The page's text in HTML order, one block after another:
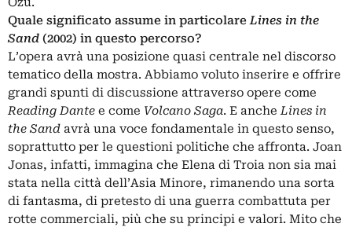
Quale significato assume in particolareLines in the
Sand (2002) in questo percorso?
L’opera avrà una posizione quasi centrale nel discorso
tematico della mostra. Abbiamo voluto inserire e offrire
grandi spunti di discussione attraverso opere come
Reading Dante e come Volcano Saga. E ancheLines in
the Sand avrà una voce fondamentale in questo senso,
soprattutto per le questioni politiche che affronta. Joan
Jonas, infatti, immagina che Elena di Troia non sia mai
stata nella città dell’Asia Minore, rimanendo una sorta
di fantasma, di pretesto di una guerra combattuta per
rotte commerciali, più che su principi e valori. Mito che